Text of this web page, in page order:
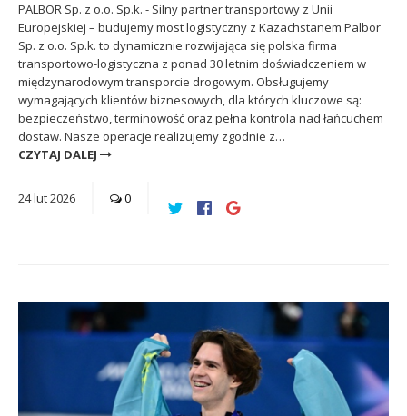
PALBOR Sp. z o.o. Sp.k. - Silny partner transportowy z Unii
Europejskiej – budujemy most logistyczny z Kazachstanem Palbor
Sp. z o.o. Sp.k. to dynamicznie rozwijająca się polska firma
transportowo-logistyczna z ponad 30 letnim doświadczeniem w
międzynarodowym transporcie drogowym. Obsługujemy
wymagających klientów biznesowych, dla których kluczowe są:
bezpieczeństwo, terminowość oraz pełna kontrola nad łańcuchem
dostaw. Nasze operacje realizujemy zgodnie z…
CZYTAJ DALEJ
24lut2026 0